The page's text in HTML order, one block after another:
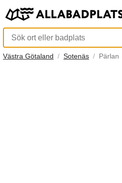
Västra Götaland Sotenäs Pärlan